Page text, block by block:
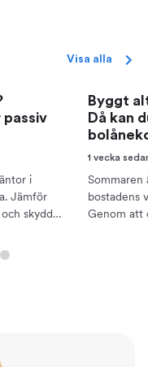
Visa alla
passiv
i
Jämför
skydda
Byggt
Då kan
1 vecka
Sommaren
bostadens
Genom att